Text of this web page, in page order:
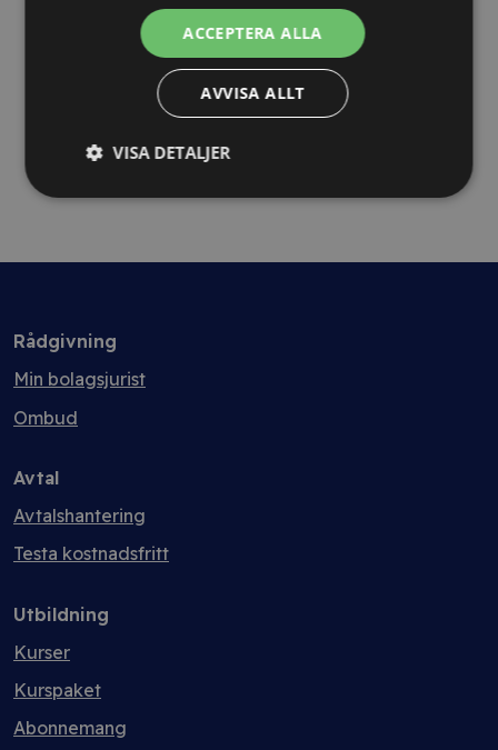
Rådgivning
Min bolagsjurist
Ombud
Avtal
Avtalshantering
Testa kostnadsfritt
Utbildning
Kurser
Kurspaket
Abonnemang
ACCEPTERA ALLA
AVVISA ALLT
VISA DETALJER